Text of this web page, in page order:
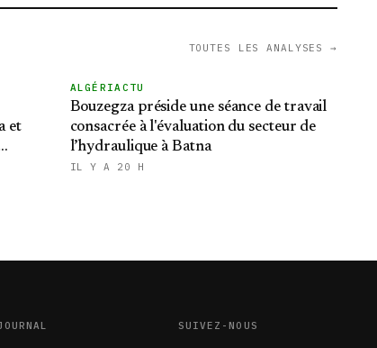
TOUTES LES ANALYSES →
et
ALGÉRIACTU
Bouzegza préside une séance de travail
consacrée à l'évaluation du secteur de
l’hydraulique à Batna
IL Y A 20 H
SUIVEZ-NOUS